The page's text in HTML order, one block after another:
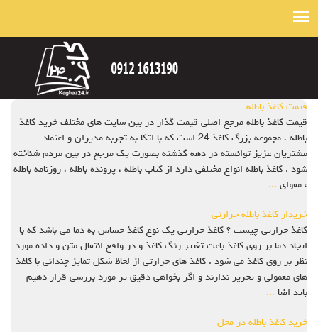
قیمت کاغذ باطله
قیمت کاغذ باطله مرجع اصلی قیمت گذار در بین سایت های مختلف خرید کاغذ
باطله ، مجموعه بزرگ کاغذ 24 است که با اتکا به تجربه مدیران و اعتماد
مشتریان عزیز توانسته در دهه گذشته بصورت یک مرجع در بین مردم شناخته
شود . کاغذ باطله انواع مختلفی دارد از کتاب باطله ، پرونده باطله ، روزنامه باطله
، مقوای ...
خریدار کاغذ باطله حرارتی
کاغذ حرارتی چیست ؟ کاغذ حرارتی یک نوع کاغذ حساس به دما می باشد که با
ایجاد دما بر روی کاغذ باعث تغییر رنگ کاغذ و در واقع انتقال متن و داده مورد
نظر بر روی کاغذ می شود . کاغذ های حرارتی از لحاظ شکل تمایز چندانی با کاغذ
های معمولی و تحریر ندارند و اگر بخواهی دقیق تر مورد بررسی قرار دهیم
باید اضا ...
خرید کاغذ باطله در محل